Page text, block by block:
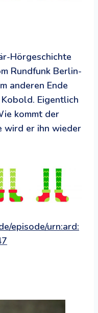
Hörgeschichte
Rundfunk Berlin-
anderen Ende
Eigentlich
kommt der
wird er ihn wieder
episode/urn:ard: